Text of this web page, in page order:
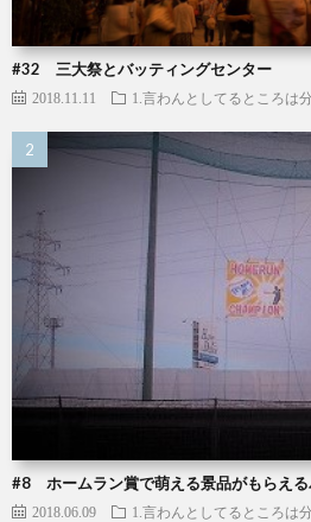
#32 三大祭とバッティングセンター
2018.11.11 1.言わんとしてるところは
#8 ホームラン賞で萌える景品がもらえる
2018.06.09 1.言わんとしてるところは